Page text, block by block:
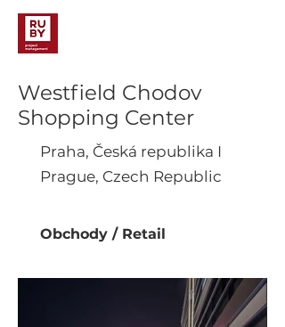
Westfield Chodov
Shopping Center
Praha, Česká republika I
Prague, Czech Republic
Obchody / Retail